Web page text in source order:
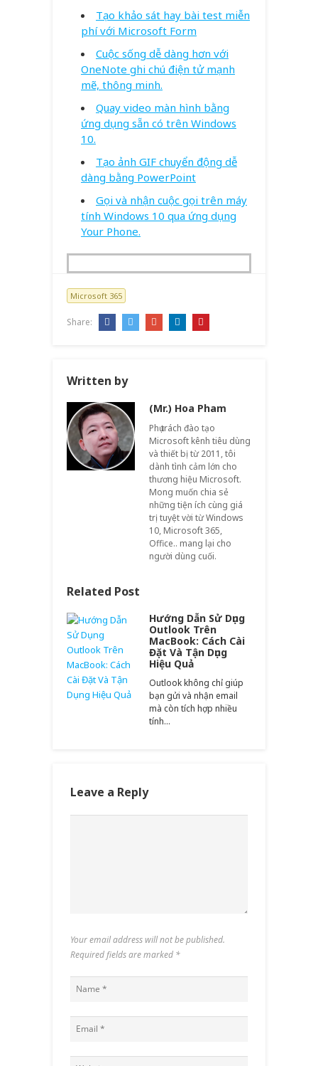
Tạo khảo sát hay bài test miễn
phí với Microsoft Form
Cuộc sống dễ dàng hơn với
OneNote ghi chú điện tử mạnh
mẽ, thông minh.
Quay video màn hình bằng
ứng dụng sẵn có trên Windows
10.
Tạo ảnh GIF chuyển động dễ
dàng bằng PowerPoint
Gọi và nhận cuộc gọi trên máy
tính Windows 10 qua ứng dụng
Your Phone.
Microsoft 365
Share:
Written by
(Mr.) Hoa Pham
Phụ trách đào tạo
Microsoft kênh tiêu dùng
và thiết bị từ 2011, tôi
dành tình cảm lớn cho
thương hiệu Microsoft.
Mong muốn chia sẻ
những tiện ích cùng giá
trị tuyệt vời từ Windows
10, Microsoft 365,
Office.. mang lại cho
người dùng cuối.
Related Post
Hướng Dẫn Sử Dụng
Outlook Trên
MacBook: Cách Cài
Đặt Và Tận Dụng
Hiệu Quả
Outlook không chỉ giúp
bạn gửi và nhận email
mà còn tích hợp nhiều
tính…
Leave a Reply
Your email address will not be published.
Required fields are marked *